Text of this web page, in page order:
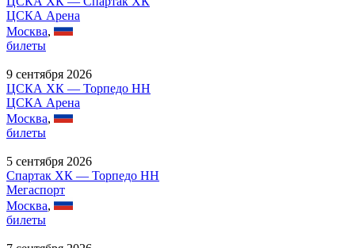
ЦСКА Арена
Москва,
билеты
9 сентября 2026
ЦСКА ХК — Торпедо НН
ЦСКА Арена
Москва,
билеты
5 сентября 2026
Спартак ХК — Торпедо НН
Мегаспорт
Москва,
билеты